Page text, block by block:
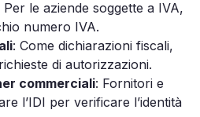
Per le aziende soggette a IVA,
numero IVA.
: Come dichiarazioni fiscali,
di autorizzazioni.
commerciali: Fornitori e
l’IDI per verificare l’identità